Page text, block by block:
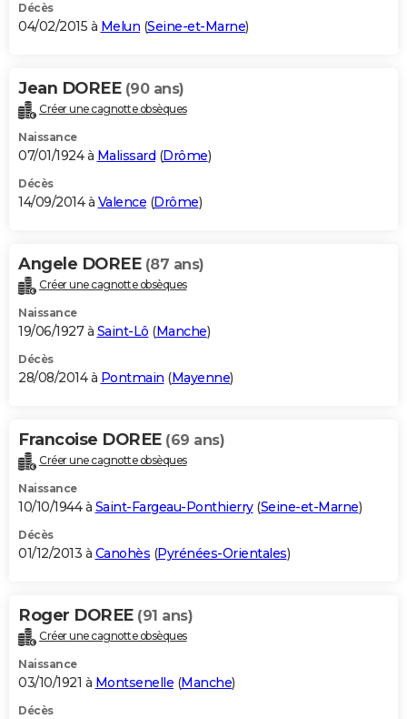
Décès
04/02/2015 à Melun (Seine-et-Marne)
Jean DOREE (90 ans)
Créer une cagnotte obsèques
Naissance
07/01/1924 à Malissard (Drôme)
Décès
14/09/2014 à Valence (Drôme)
Angele DOREE (87 ans)
Créer une cagnotte obsèques
Naissance
19/06/1927 à Saint-Lô (Manche)
Décès
28/08/2014 à Pontmain (Mayenne)
Francoise DOREE (69 ans)
Créer une cagnotte obsèques
Naissance
10/10/1944 à Saint-Fargeau-Ponthierry(Seine-et-Marne)
Décès
01/12/2013 à Canohès (Pyrénées-Orientales)
Roger DOREE (91 ans)
Créer une cagnotte obsèques
Naissance
03/10/1921 à Montsenelle (Manche)
Décès